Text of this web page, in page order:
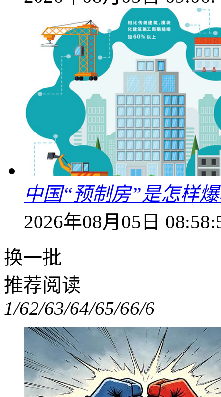
中国“预制房”是怎样
2026年08月05日
换一批
推荐阅读
1/62/63/64/65/66/6